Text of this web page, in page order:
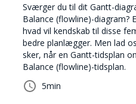
Sværger du til dit Gantt-
Balance (flowline)-diagram?
hvad vil kendskab til disse
bedre planlægger. Men lad
sker, når en Gantt-tidsplan
Balance (flowline)-tidsplan.
5min